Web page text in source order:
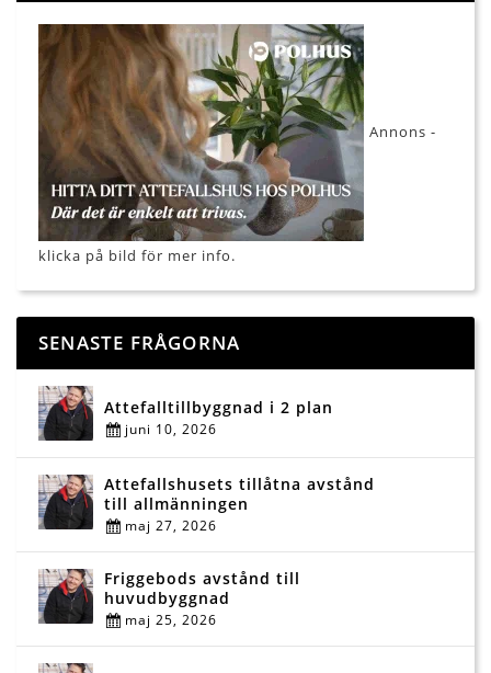
Annons -
klicka på bild för mer info.
SENASTE FRÅGORNA
Attefalltillbyggnad i 2 plan
juni 10, 2026
Attefallshusets tillåtna avstånd
till allmänningen
maj 27, 2026
Friggebods avstånd till
huvudbyggnad
maj 25, 2026